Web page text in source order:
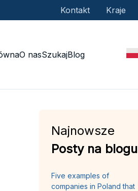
Kontakt Kraje
O nasSzukajBlog
Najnowsze
Posty na blogu
Five examples of
companies in Poland that